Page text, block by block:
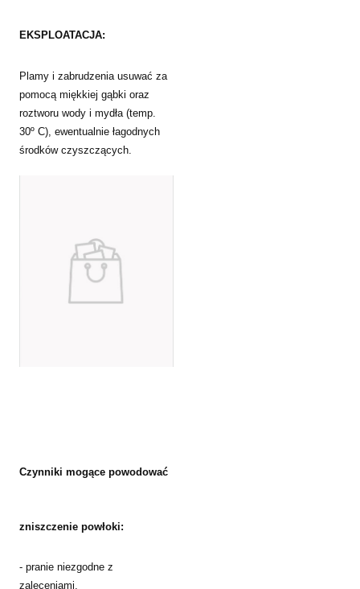
EKSPLOATACJA:
Plamy i zabrudzenia usuwać za
pomocą miękkiej gąbki oraz
roztworu wody i mydła (temp.
30º C), ewentualnie łagodnych
środków czyszczących.
Czynniki mogące powodować
zniszczenie powłoki:
- pranie niezgodne z
zaleceniami,